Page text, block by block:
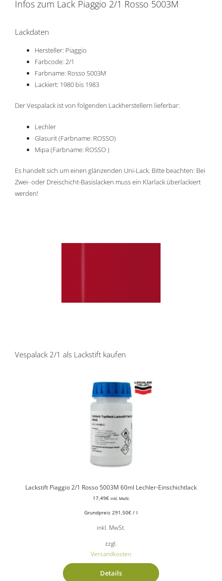
Infos zum Lack Piaggio 2/1 Rosso 5003M
Lackdaten
Hersteller: Piaggio
Farbcode: 2/1
Farbname: Rosso 5003M
Lackiert: 1980 bis 1983
Der Vespalack ist von folgenden Lackherstellern lieferbar:
Lechler
Glasurit (Farbname: ROSSO)
Mipa (Farbname: ROSSO )
Es handelt sich um einen glänzenden Uni-Lack. Bitte beachten: Bei
Zwei- oder Dreischicht-Basislacken muss ein Klarlack überlackiert
werden!
Vespalack 2/1 als Lackstift kaufen
Lackstift Piaggio 2/1 Rosso 5003M 60ml Lechler-Einschichtlack
17,49€ inkl. MwSt.
Grundpreis 291,50€ / l
inkl. MwSt.
zzgl.
Versandkosten
Details